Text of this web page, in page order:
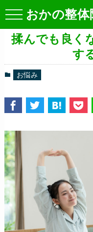
おかの整体
揉んでも良く
す
お悩み